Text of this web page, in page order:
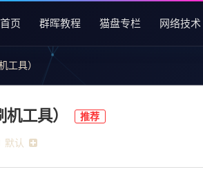
首页 群晖教程 猫盘专栏 网络技术
工具）
工具） 推荐
默认